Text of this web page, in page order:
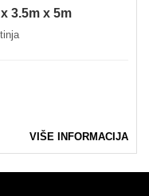
3.5m x 5m
VIŠE INFORMACIJA